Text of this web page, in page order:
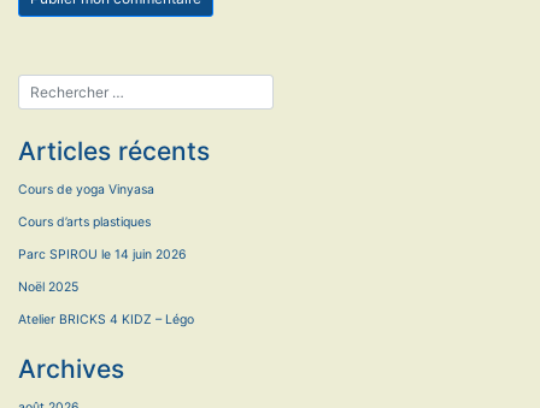
Articles récents
Cours de yoga Vinyasa
Cours d’arts plastiques
Parc SPIROU le 14 juin 2026
Noël 2025
Atelier BRICKS 4 KIDZ – Légo
Archives